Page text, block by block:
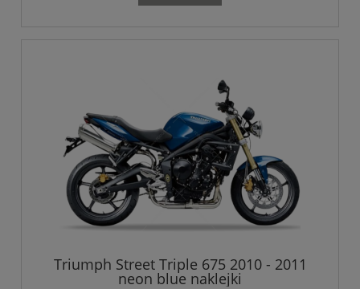
Triumph Street Triple 675 2010 - 2011
neon blue naklejki